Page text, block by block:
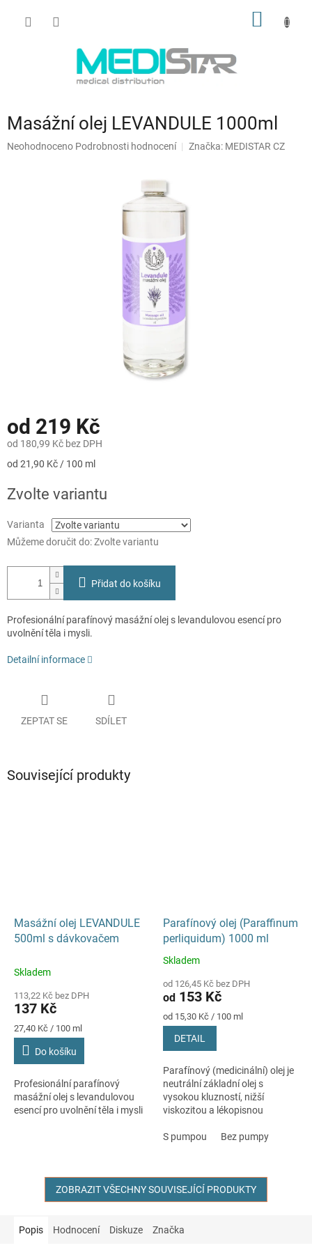
Masážní olej LEVANDULE 1000ml
Průměrné
Neohodnoceno Podrobnosti hodnocení Značka: MEDISTAR CZ
od 219 Kč
od 180,99 Kč bez DPH
Měrná
od 21,90 Kč / 100 ml
Zvolte variantu
Varianta
Můžeme doručit do:Zvolte variantu
Přidat do košíku
Profesionální parafínový masážní olej s levandulovou esencí pro
uvolnění těla i mysli.
Detailní informace
ZEPTAT SE SDÍLET
Související produkty
Masážní olej LEVANDULE
500ml s dávkovačem
Skladem
113,22 Kč bez DPH
137 Kč
Měrná
cena:
27,40 Kč / 100 ml
Do košíku
Profesionální parafínový
masážní olej s levandulovou
esencí pro uvolnění těla i mysli
Parafínový olej (Paraffinum
perliquidum) 1000 ml
Průměrné
produktu
je
5,0
z
Skladem
od 126,45 Kč bez DPH
od 153 Kč
Měrná
cena:
od 15,30 Kč / 100 ml
DETAIL
Parafínový (medicinální) olej je
neutrální základní olej s
vysokou kluzností, nižší
viskozitou a lékopisnou
S pumpou
Bez pumpy
ZOBRAZIT VŠECHNY SOUVISEJÍCÍ PRODUKTY
Popis Hodnocení Diskuze Značka